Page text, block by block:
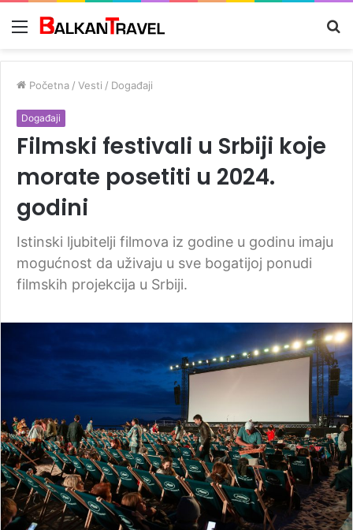
Meni
Početna / Vesti / Događaji
Događaji
Filmski festivali u Srbiji koje
morate posetiti u 2024.
godini
Istinski ljubitelji filmova iz godine u godinu imaju
mogućnost da uživaju u sve bogatijoj ponudi
filmskih projekcija u Srbiji.